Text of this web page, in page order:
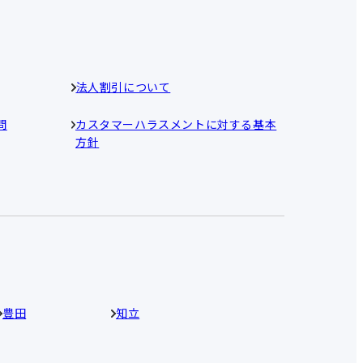
法人割引について
カスタマーハラスメントに対する基本
方針
豊田 知立